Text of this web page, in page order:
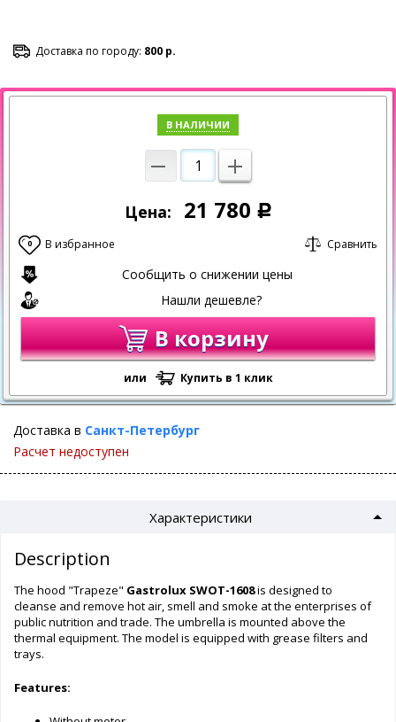
Доставка по городу: 800 р.
В НАЛИЧИИ
Цена: 21 780 Р
0 В избранное Сравнить
Сообщить о снижении цены
Нашли дешевле?
В корзину
или Купить в 1 клик
Доставка в Санкт-Петербург
Расчет недоступен
Характеристики
Description
The hood "Trapeze" Gastrolux SWOT-1608is designed to
cleanse and remove hot air, smell and smoke at the enterprises of
public nutrition and trade. The umbrella is mounted above the
thermal equipment. The model is equipped with grease filters and
trays.
Features: